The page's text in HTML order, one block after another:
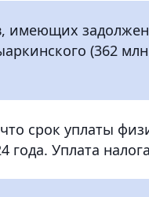
имеющих
(362
срок уплаты
года. Уплата